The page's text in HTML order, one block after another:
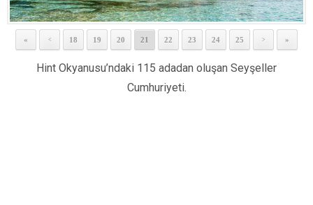
« < 18 19 20 21 22 23 24 25 > »
Hint Okyanusu’ndaki 115 adadan oluşan Seyşeller
Cumhuriyeti.